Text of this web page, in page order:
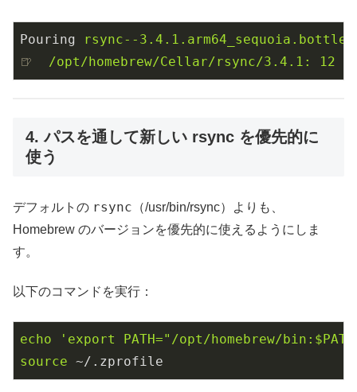
Pouring
rsync--
🍺
/opt/homebrew/Cellar/rsync/3.4.1: 12
4. パスを通して新しい rsync を優先的に
使う
デフォルトの rsync （/usr/bin/rsync）よりも、
Homebrew のバージョンを優先的に使えるようにしま
す。
以下のコマンドを実行：
echo
'export PATH="/opt/homebrew/
source ~/.zprofile